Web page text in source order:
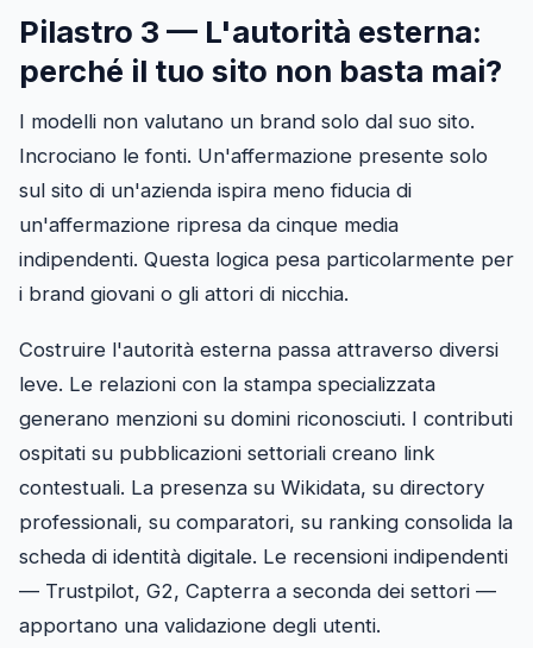
Pilastro 3 — L'autorità esterna:
perché il tuo sito non basta mai?
I modelli non valutano un brand solo dal suo sito.
Incrociano le fonti. Un'affermazione presente solo
sul sito di un'azienda ispira meno fiducia di
un'affermazione ripresa da cinque media
indipendenti. Questa logica pesa particolarmente per
i brand giovani o gli attori di nicchia.
Costruire l'autorità esterna passa attraverso diversi
leve. Le relazioni con la stampa specializzata
generano menzioni su domini riconosciuti. I contributi
ospitati su pubblicazioni settoriali creano link
contestuali. La presenza su Wikidata, su directory
professionali, su comparatori, su ranking consolida la
scheda di identità digitale. Le recensioni indipendenti
— Trustpilot, G2, Capterra a seconda dei settori —
apportano una validazione degli utenti.